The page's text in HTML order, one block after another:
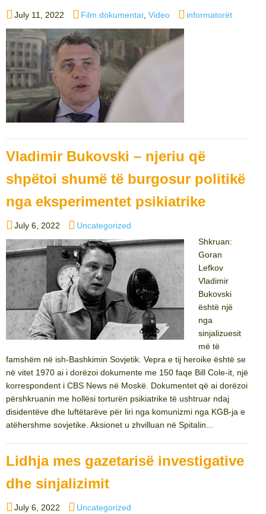
Posted
on
July 11, 2022 Categories
Film dokumentar, Video Tags
informatorët
Vladimir Bukovski – njeriu që
shpëtoi shumë të burgosur politikë
nga eksperimentet psikiatrike
Posted
on
July 6, 2022 Categories
Uncategorized
Shkruan:
Goran
Lefkov
Vladimir
Bukovski
është një
nga
sinjalizuesit
më të
famshëm në ish-Bashkimin Sovjetik. Vepra e tij heroike është se
në vitet 1970 ai i dorëzoi dokumente me 150 faqe Bill Cole-it, një
korrespondent i CBS News në Moskë. Dokumentet që ai dorëzoi
përshkruanin me hollësi torturën psikiatrike të ushtruar ndaj
disidentëve dhe luftëtarëve për liri nga komunizmi nga KGB-ja e
atëhershme sovjetike. Aksionet u zhvilluan në Spitalin...
Lidhja mes gazetarisë investigative
dhe sinjalizimit
Posted
July 6, 2022 Categories
Uncategorized